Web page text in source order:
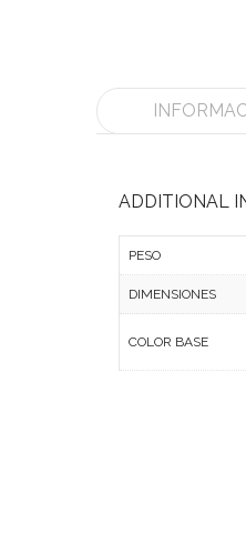
ADDITIONAL
PESO
DIMENSIONES
COLOR BASE